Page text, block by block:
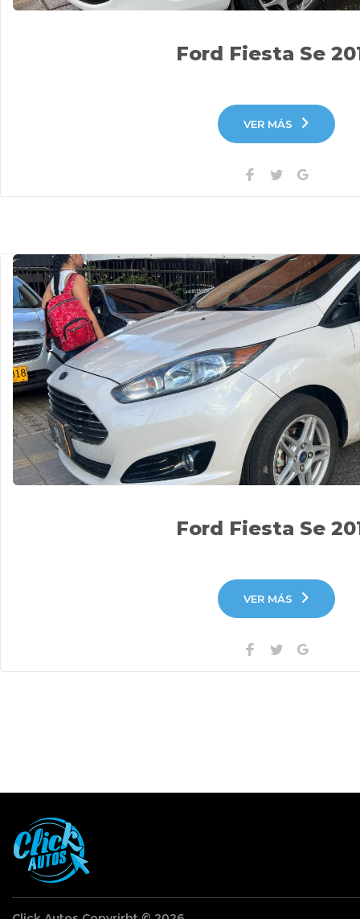
Ford Fiesta Se
VER MÁS
Facebook
TwitterGoogle+
Ford Fiesta Se
VER MÁS
Facebook
TwitterGoogle+